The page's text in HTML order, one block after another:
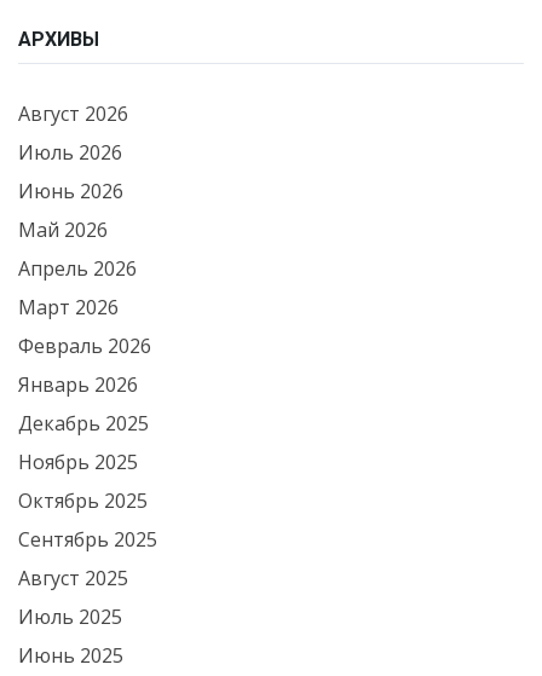
АРХИВЫ
Август 2026
Июль 2026
Июнь 2026
Май 2026
Апрель 2026
Март 2026
Февраль 2026
Январь 2026
Декабрь 2025
Ноябрь 2025
Октябрь 2025
Сентябрь 2025
Август 2025
Июль 2025
Июнь 2025